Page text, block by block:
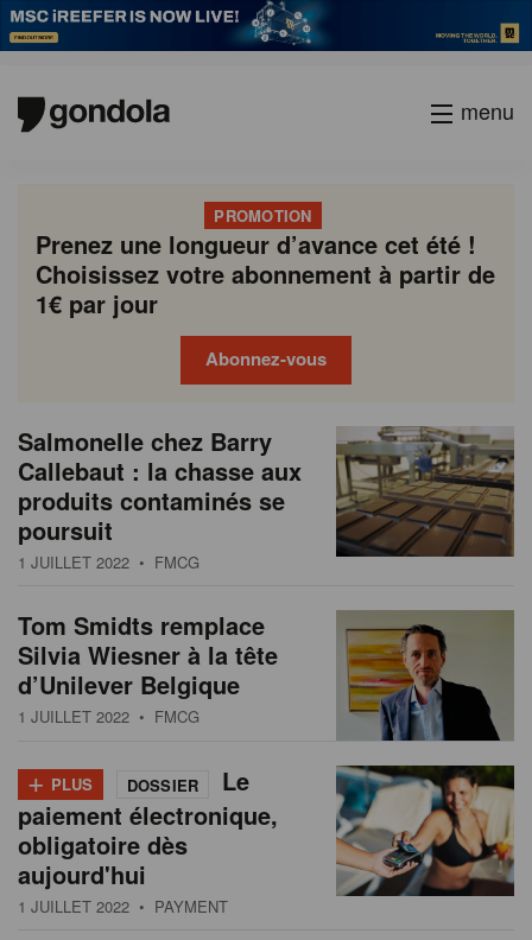
menu
PROMOTION
Prenez une longueur d’avance cet été !
Choisissez votre abonnement à partir de
1€ par jour
Abonnez-vous
N
e
w
s
Salmonelle chez Barry
Callebaut : la chasse aux
produits contaminés se
poursuit
1 JUILLET 2022 • FMCG
Tom Smidts remplace
Silvia Wiesner à la tête
d’Unilever Belgique
1 JUILLET 2022 • FMCG
+ PLUS DOSSIER
Le
paiement électronique,
obligatoire dès
aujourd'hui
1 JUILLET 2022 • PAYMENT
P
a
g
i
n
t
i
o
n
Previous
page
Page
Page
Page
Page
Current
page
Page
Page
Page
Page
Next
page
academy
society